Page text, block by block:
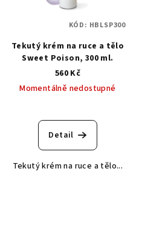
Tekutý krém na ruce a tělo
Sweet Poison, 300 ml.
560 Kč
Momentálně nedostupné
Detail
Tekutý krém na ruce a tělo...
KÓD: HBLSP300